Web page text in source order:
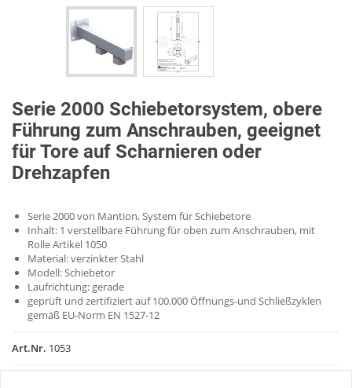
Serie 2000 Schiebetorsystem, obere
Führung zum Anschrauben, geeignet
für Tore auf Scharnieren oder
Drehzapfen
Serie 2000 von Mantion, System für Schiebetore
Inhalt: 1 verstellbare Führung für oben zum Anschrauben, mit
Rolle Artikel 1050
Material: verzinkter Stahl
Modell: Schiebetor
Laufrichtung: gerade
geprüft und zertifiziert auf 100.000 Öffnungs-und Schließzyklen
gemäß EU-Norm EN 1527-12
Art.Nr. 1053